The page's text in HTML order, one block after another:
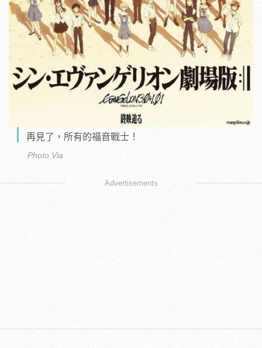
再見了，所有的福音戰士！
Photo Via
Advertisements